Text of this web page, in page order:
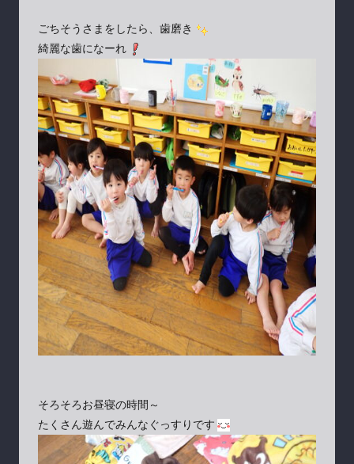
ごちそうさまをしたら、歯磨き
綺麗な歯になーれ
そろそろお昼寝の時間～
たくさん遊んでみんなぐっすりです